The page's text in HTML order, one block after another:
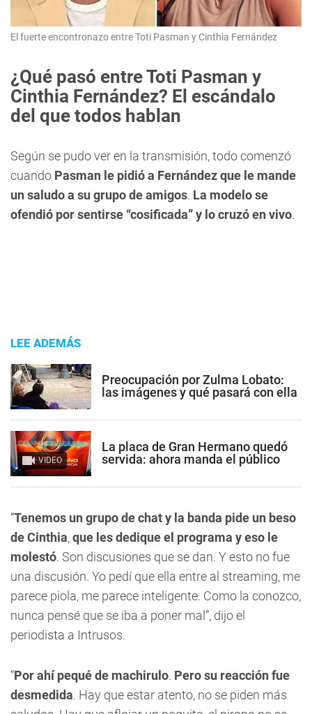
El fuerte encontronazo entre Toti Pasman y Cinthia Fernández
¿Qué pasó entre Toti Pasman y
Cinthia Fernández? El escándalo
del que todos hablan
Según se pudo ver en la transmisión, todo comenzó
cuando Pasman le pidió a Fernández que le mande
un saludo a su grupo de amigos. La modelo se
ofendió por sentirse “cosificada” y lo cruzó en vivo.
LEE ADEMÁS
Preocupación por Zulma Lobato:
las imágenes y qué pasará con ella
VIDEO
La placa de Gran Hermano quedó
servida: ahora manda el público
“Tenemos un grupo de chat y la banda pide un beso
de Cinthia,que les dedique el programa y eso le
molestó. Son discusiones que se dan. Y esto no fue
una discusión. Yo pedí que ella entre al streaming, me
parece piola, me parece inteligente. Como la conozco,
nunca pensé que se iba a poner mal”, dijo el
periodista a Intrusos.
“Por ahí pequé de machirulo. Pero su reacción fue
desmedida. Hay que estar atento, no se piden más